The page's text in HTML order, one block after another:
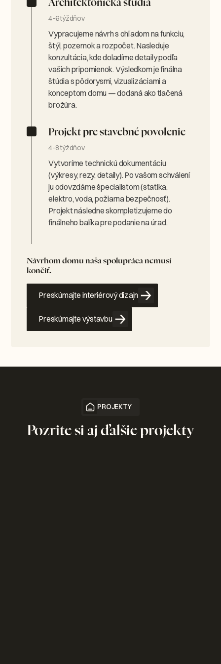
Architektonická štúdia
4-6 týždňov
Vypracujeme návrh s ohľadom na funkciu,
štýl, pozemok a rozpočet. Nasleduje
konzultácia, kde doladíme detaily podľa
vašich pripomienok. Výsledkom je finálna
štúdia s pôdorysmi, vizualizáciami a
konceptom domu — dodaná ako tlačená
brožúra.
Projekt pre stavebné povolenie
4-8 týždňov
Vytvoríme technickú dokumentáciu
(výkresy, rezy, detaily). Po vašom schválení
ju odovzdáme špecialistom (statika,
elektro, voda, požiarna bezpečnosť).
Projekt následne skompletizujeme do
finálneho balíka pre podanie na úrad.
Návrhom domu naša spolupráca nemusí
končiť.
Preskúmajte interiérový dizajn
Preskúmajte výstavbu
PROJEKTY
Pozrite si aj ďalšie projekty